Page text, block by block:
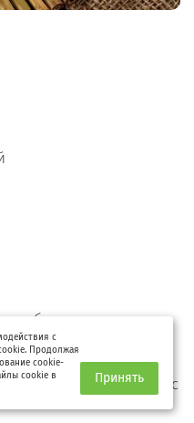
добавить куркуму,
не кипятить. Снять с
с
Продолжая
cookie-
cookie в
Принять